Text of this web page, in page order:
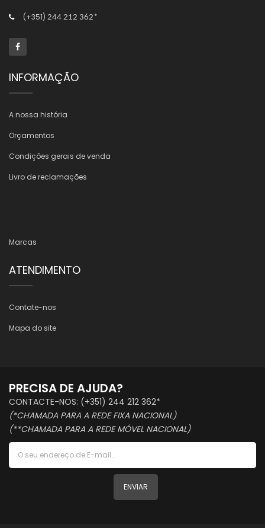
(+351) 244 212 362*
INFORMAÇÃO
A nossa história
Orçamentos
Condições gerais de venda
Livro de reclamações
Marcas
ATENDIMENTO
Contate-nos
Mapa do site
PRECISA DE AJUDA?
CONTACTE-NOS: (+351) 244 212 362*
(*CHAMADA PARA A REDE FIXA NACIONAL)
(**CHAMADA PARA A REDE MÓVEL NACIONAL)
ENVIAR